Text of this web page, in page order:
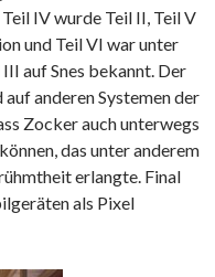
IV wurde Teil II, Teil V
und Teil VI war unter
auf Snes bekannt. Der
anderen Systemen der
Zocker auch unterwegs
das unter anderem
erlangte. Final
als Pixel